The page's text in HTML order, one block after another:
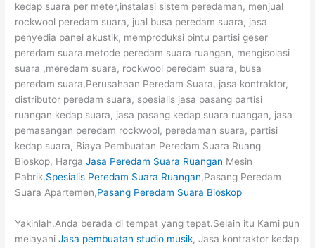
kedap suara per meter,instalasi sistem peredaman, menjual
rockwool peredam suara, jual busa peredam suara, jasa
penyedia panel akustik, memproduksi pintu partisi geser
peredam suara.metode peredam suara ruangan, mengisolasi
suara ,meredam suara, rockwool peredam suara, busa
peredam suara,Perusahaan Peredam Suara, jasa kontraktor,
distributor peredam suara, spesialis jasa pasang partisi
ruangan kedap suara, jasa pasang kedap suara ruangan, jasa
pemasangan peredam rockwool, peredaman suara, partisi
kedap suara, Biaya Pembuatan Peredam Suara Ruang
Bioskop, HargaJasa Peredam Suara Ruangan Mesin
Pabrik,Spesialis Peredam Suara Ruangan,Pasang Peredam
Suara Apartemen,Pasang Peredam Suara Bioskop
Yakinlah.Anda berada di tempat yang tepat.Selain itu Kami pun
melayaniJasa pembuatan studio musik, Jasa kontraktor kedap